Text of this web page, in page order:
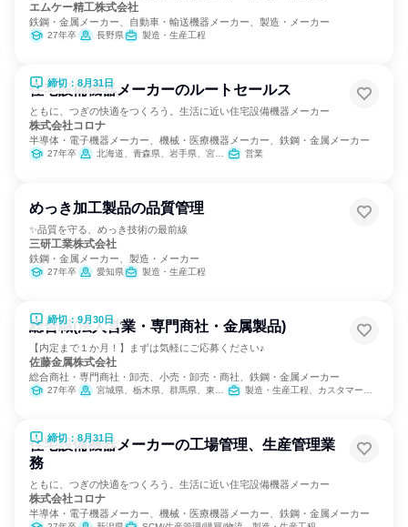
エムケー精工株式会社
鉄鋼・金属メーカー、自動車・輸送機器メーカー、製造・メーカー
27年卒 長野県 製造・生産工程
締切：8月31日
住宅設備機器メーカーのルートセールス
ともに、つぎの快適をつくろう。生活に近い住宅設備機器メーカー
株式会社コロナ
半導体・電子機器メーカー、機械・医療機器メーカー、鉄鋼・金属メーカー
27年卒 北海道、青森県、岩手県、宮城県、秋田県、山形県、福島県、茨城県、栃木県、群馬県、埼玉県、千葉県、東京都、神奈川県、新潟県、富山県、石川県、福井県、山梨県、長野県、岐阜県、静岡県、愛知県、三重県、滋賀県、京都府、大阪府、兵庫県、鳥取県、岡山県、広島県、山口県、香川県、愛媛県、福岡県、長崎県、熊本県、大分県、宮崎県、鹿児島県、沖縄県 営業
めっき加工製品の品質管理
✨品質を守る、めっき技術の最前線
三研工業株式会社
鉄鋼・金属メーカー、製造・メーカー
27年卒 愛知県 製造・生産工程
締切：9月30日
総合職(法人営業・専門商社・金属製品)
【内定まで１か月！】まずは気軽にご応募ください♪
佐藤金属株式会社
総合商社・専門商社・卸売、小売・卸売・商社、鉄鋼・金属メーカー
27年卒 宮城県、栃木県、群馬県、東京都、神奈川県、静岡県、愛知県、大阪府、福岡県 製造・生産工程、カスタマーサクセス、IT、営業、バックオフィス・事務・受付、経理/税務/財務、人事、総務
締切：8月31日
住宅設備機器メーカーの工場管理、生産管理業
務
ともに、つぎの快適をつくろう。生活に近い住宅設備機器メーカー
株式会社コロナ
半導体・電子機器メーカー、機械・医療機器メーカー、鉄鋼・金属メーカー